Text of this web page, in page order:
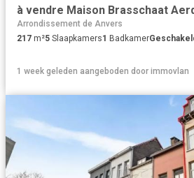
à vendre Maison Brasschaat
Arrondissement de Anvers
217 m²5 Slaapkamers1 Badkamer
1 week geleden aangeboden door immovlan